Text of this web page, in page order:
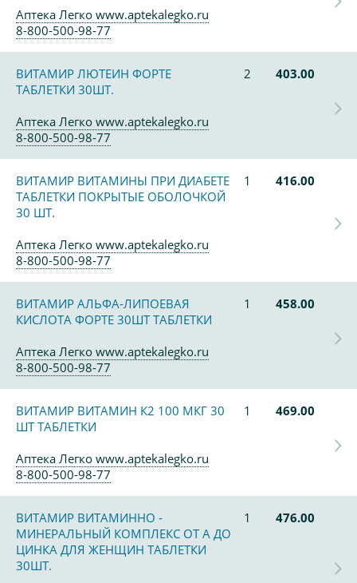
Аптека Легко www.aptekalegko.ru
8-800-500-98-77
ВИТАМИР ЛЮТЕИН ФОРТЕ
ТАБЛЕТКИ 30ШТ.
2 403.00
Аптека Легко www.aptekalegko.ru
8-800-500-98-77
ВИТАМИР ВИТАМИНЫ ПРИ ДИАБЕТЕ
ТАБЛЕТКИ ПОКРЫТЫЕ ОБОЛОЧКОЙ
30 ШТ.
1 416.00
Аптека Легко www.aptekalegko.ru
8-800-500-98-77
ВИТАМИР АЛЬФА-ЛИПОЕВАЯ
КИСЛОТА ФОРТЕ 30ШТ ТАБЛЕТКИ
1 458.00
Аптека Легко www.aptekalegko.ru
8-800-500-98-77
ВИТАМИР ВИТАМИН К2 100 МКГ 30
ШТ ТАБЛЕТКИ
1 469.00
Аптека Легко www.aptekalegko.ru
8-800-500-98-77
ВИТАМИР ВИТАМИННО -
МИНЕРАЛЬНЫЙ КОМПЛЕКС ОТ А ДО
ЦИНКА ДЛЯ ЖЕНЩИН ТАБЛЕТКИ
30ШТ.
1 476.00